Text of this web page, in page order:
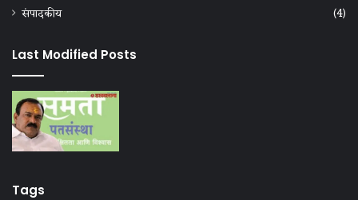
संपादकीय
(4)
Last Modified Posts
Tags